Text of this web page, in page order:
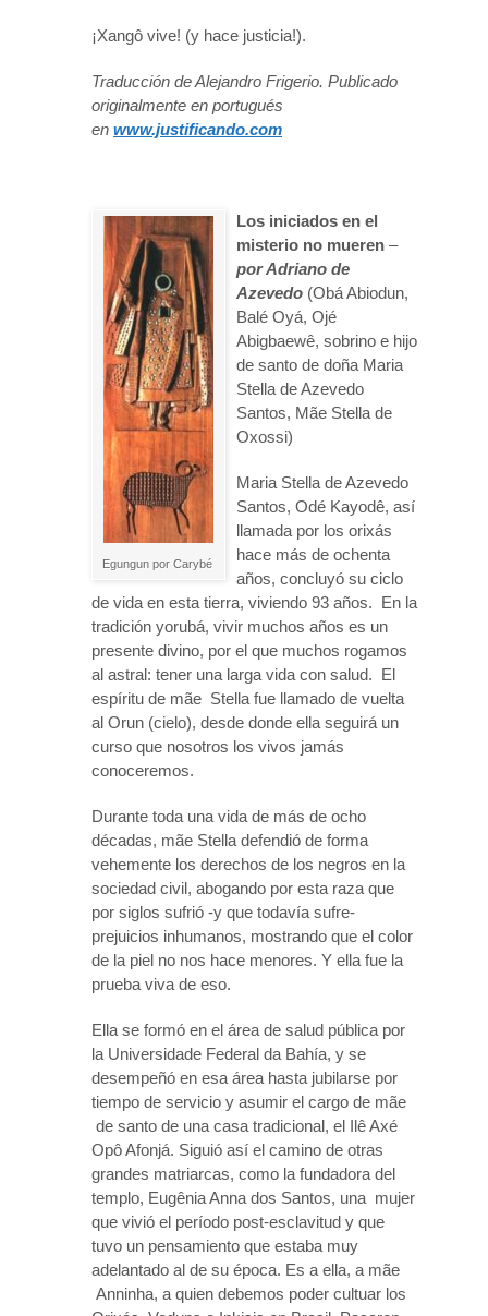
¡Xangô vive! (y hace justicia!).
Traducción de Alejandro Frigerio. Publicado
originalmente en portugués
en www.justificando.com
Egungun por Carybé
Los iniciados en el
misterio no mueren –
por Adriano de
Azevedo (Obá Abiodun,
Balé Oyá, Ojé
Abigbaewê, sobrino e hijo
de santo de doña Maria
Stella de Azevedo
Santos, Mãe Stella de
Oxossi)
Maria Stella de Azevedo
Santos, Odé Kayodê, así
llamada por los orixás
hace más de ochenta
años, concluyó su ciclo
de vida en esta tierra, viviendo 93 años. En la
tradición yorubá, vivir muchos años es un
presente divino, por el que muchos rogamos
al astral: tener una larga vida con salud. El
espíritu de mãe Stella fue llamado de vuelta
al Orun (cielo), desde donde ella seguirá un
curso que nosotros los vivos jamás
conoceremos.
Durante toda una vida de más de ocho
décadas, mãe Stella defendió de forma
vehemente los derechos de los negros en la
sociedad civil, abogando por esta raza que
por siglos sufrió -y que todavía sufre-
prejuicios inhumanos, mostrando que el color
de la piel no nos hace menores. Y ella fue la
prueba viva de eso.
Ella se formó en el área de salud pública por
la Universidade Federal da Bahía, y se
desempeñó en esa área hasta jubilarse por
tiempo de servicio y asumir el cargo de mãe
de santo de una casa tradicional, el Ilê Axé
Opô Afonjá. Siguió así el camino de otras
grandes matriarcas, como la fundadora del
templo, Eugênia Anna dos Santos, una mujer
que vivió el período post-esclavitud y que
tuvo un pensamiento que estaba muy
adelantado al de su época. Es a ella, a mãe
Anninha, a quien debemos poder cultuar los